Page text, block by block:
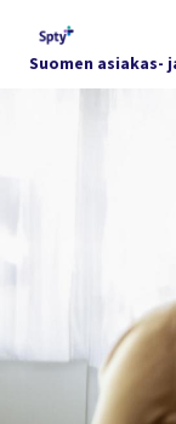
sivun
sisältöön
Suomen